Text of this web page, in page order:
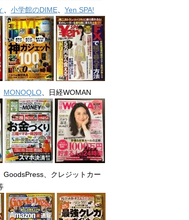
小学館のDIME Yen SPA!
MONOQLO 、日経WOMAN
GoodsPress、クレジットカー